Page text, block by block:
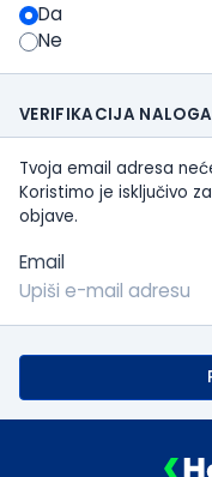
Da
Ne
VERIFIKACIJA NALOGA
Tvoja email adresa
Koristimo je isključivo
objave.
Email